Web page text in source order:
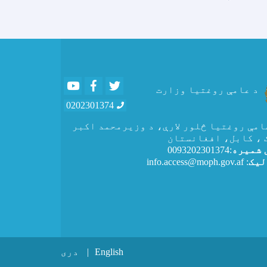
د عامې روغتیا وزارت
YoutubeFacebook
0202301374
روغتيا څلور لارې، د وزیرمحمد اکبر
، کابل، افغانستان
شمیره :0093202301374
: info.access@moph.gov.af
English دری